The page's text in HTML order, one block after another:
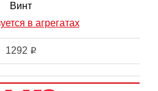
Винт
в агрегатах
1292 i